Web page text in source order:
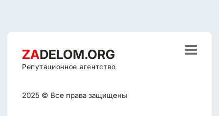
ZADELOM.ORG
Репутационное агентство
2025 © Все права защищены
